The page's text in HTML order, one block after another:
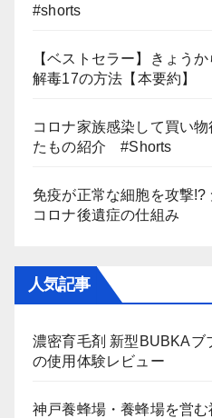
#shorts
【ベストセラー】きょう
解毒17の方法【本要約】
コロナ家族感染して買い
たもの紹介 #Shorts
免疫が正常な細胞を攻撃!?
コロナ後遺症の仕組み
人気記事
濃密育毛剤 新型BUBKAブ
の使用体験レビュー
神戸養蜂場・養蜂場を営